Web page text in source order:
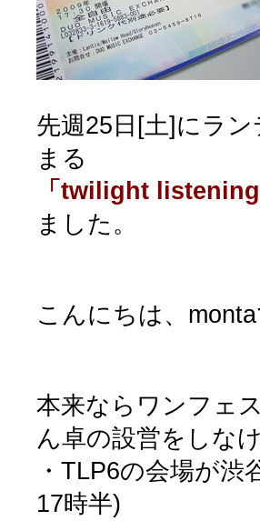
先週25日[土]にラ
まる
「twilight
ました。
こんにちは、monta
本来ならワンフェ
ん卓の設営をしな
・TLP6の会場が
17時半)